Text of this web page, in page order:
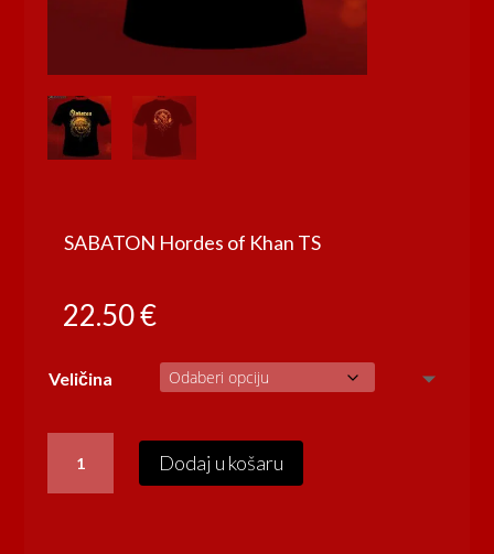
SABATON Hordes of Khan TS
22.50€
Veličina
Hordes
of
Dodaj u košaru